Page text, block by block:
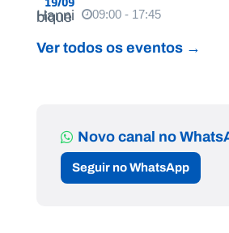
19/09
09:00 - 17:45
Ver todos os eventos →
Novo canal no
Seguir no WhatsApp